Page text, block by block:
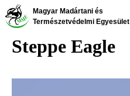
Skip
to
content
Magyar Madártani és
Természetvédelmi Egyesület
Steppe Eagle